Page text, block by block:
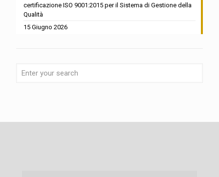
certificazione ISO 9001:2015 per il Sistema di Gestione della
Qualità
15 Giugno 2026